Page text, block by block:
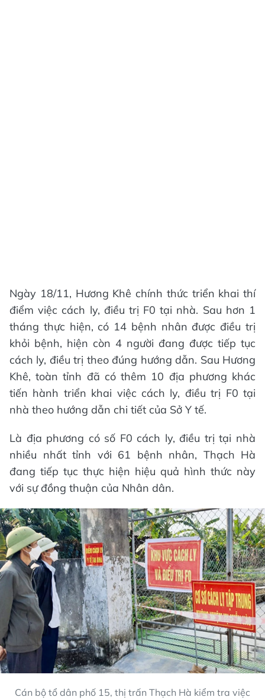
Ngày 18/11, Hương Khê chính thức triển khai thí
điểm việc cách ly, điều trị F0 tại nhà. Sau hơn 1
tháng thực hiện, có 14 bệnh nhân được điều trị
khỏi bệnh, hiện còn 4 người đang được tiếp tục
cách ly, điều trị theo đúng hướng dẫn. Sau Hương
Khê, toàn tỉnh đã có thêm 10 địa phương khác
tiến hành triển khai việc cách ly, điều trị F0 tại
nhà theo hướng dẫn chi tiết của Sở Y tế.
Là địa phương có số F0 cách ly, điều trị tại nhà
nhiều nhất tỉnh với 61 bệnh nhân, Thạch Hà
đang tiếp tục thực hiện hiệu quả hình thức này
với sự đồng thuận của Nhân dân.
Cán bộ tổ dân phố 15, thị trấn Thạch Hà kiểm tra việc